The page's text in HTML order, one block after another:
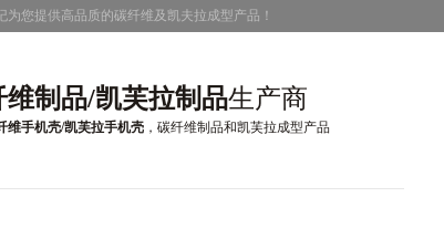
为您提供高品质的碳纤维及凯夫拉成型产品！
维制品/凯芙拉制品生产商
维手机壳/凯芙拉手机壳 ，碳纤维制品和凯芙拉成型产品